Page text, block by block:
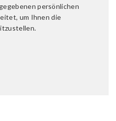
persönlichen
um Ihnen die